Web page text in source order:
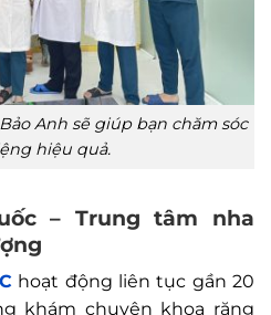
Anh sẽ giúp bạn chăm sóc
hiệu quả.
– Trung tâm nha
hoạt động liên tục gần 20
khám chuyên khoa răng